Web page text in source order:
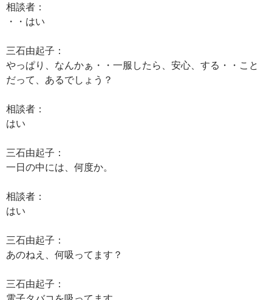
相談者：
・・はい
三石由起子：
やっぱり、なんかぁ・・一服したら、安心、する・・こと
だって、あるでしょう？
相談者：
はい
三石由起子：
一日の中には、何度か。
相談者：
はい
三石由起子：
あのねえ、何吸ってます？
三石由起子：